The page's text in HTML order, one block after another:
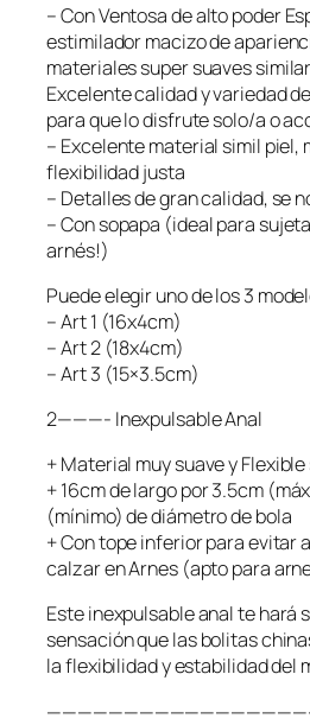
– Con Ventosa de alto poder
estimilador macizo de
materiales super suaves
Excelente calidad y variedad
para que lo disfrute solo/a o
– Excelente material simil piel,
flexibilidad justa
– Detalles de gran calidad, se
– Con sopapa (ideal para
arnés!)
Puede elegir uno de los 3
– Art 1 (16x4cm)
– Art 2 (18x4cm)
– Art 3 (15×3.5cm)
2———- Inexpulsable Anal
+ Material muy suave y
+ 16cm de largo por 3.5cm
(mínimo) de diámetro de bola
+ Con tope inferior para evitar
calzar en Arnes (apto para
Este inexpulsable anal te hará
sensación que las bolitas
la flexibilidad y estabilidad del